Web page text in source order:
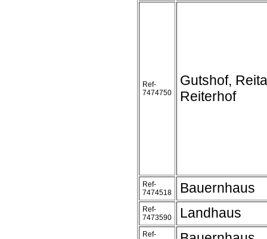
Ref-
7474750
Gutshof,
Reiterhof
Ref-
7474518
Bauernhaus
Ref-
7473590
Landhaus
Ref-